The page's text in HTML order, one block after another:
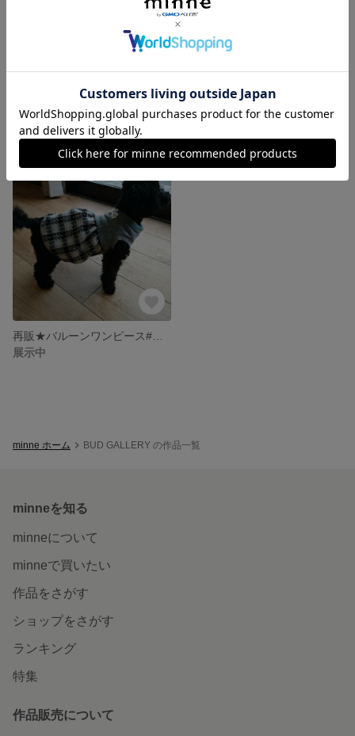
アンティークローズのバルーンワンピース
展示中
北欧柄のラグランTシャツ
展示中
展示中
minne ホーム BUD GALLERY の作品一覧
minneを知る
minneについて
minneで買いたい
作品をさがす
ショップをさがす
ランキング
特集
作品販売について